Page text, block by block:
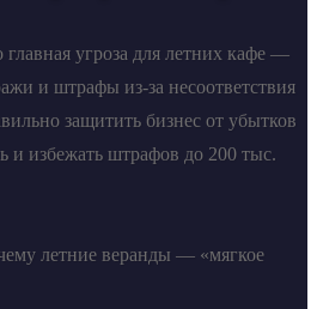
угроза для летних кафе —
и штрафы из-за несоответствия
защитить бизнес от убытков
и избежать штрафов до 200 тыс.
летние веранды — «мягкое